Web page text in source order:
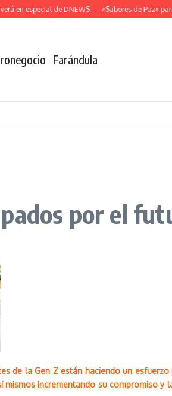
especial de DNEWS «Sabores de Paz» para
Farándula
por el
de la Gen Z están haciendo un
incrementando su compromiso y